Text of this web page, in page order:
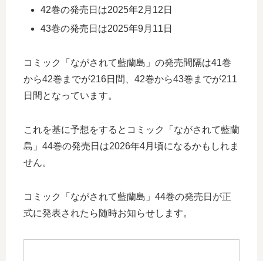
42巻の発売日は2025年2月12日
43巻の発売日は2025年9月11日
コミック「ながされて藍蘭島」の発売間隔は41巻
から42巻までが216日間、42巻から43巻までが211
日間となっています。
これを基に予想をするとコミック「ながされて藍蘭
島」44巻の発売日は2026年4月頃になるかもしれま
せん。
コミック「ながされて藍蘭島」44巻の発売日が正
式に発表されたら随時お知らせします。